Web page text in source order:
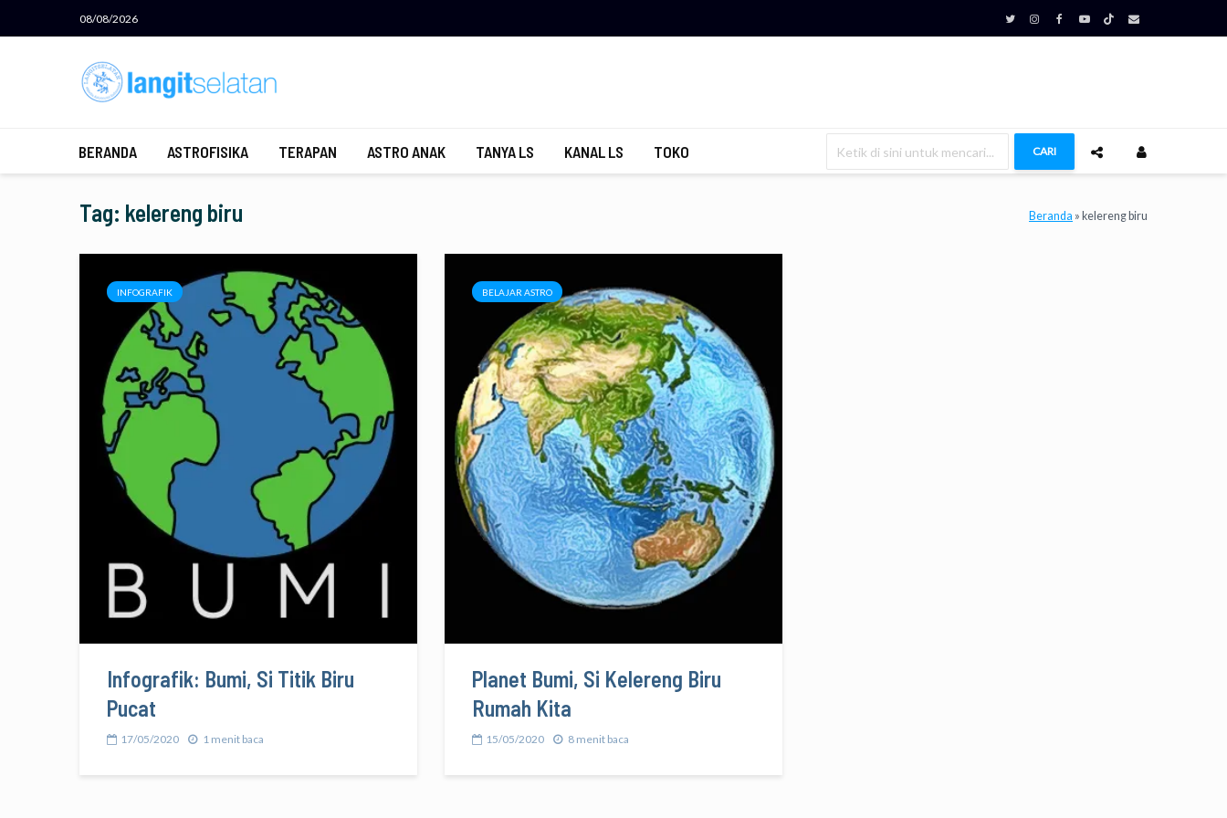
08/08/2026
BERANDA ASTROFISIKA TERAPAN ASTRO ANAK TANYA LS KANAL LS TOKO CARI
Tag: kelereng biru Beranda » kelereng biru
INFOGRAFIK
Infografik: Bumi, Si Titik Biru
Pucat
17/05/2020 1 menit baca
BELAJAR ASTRO
Planet Bumi, Si Kelereng Biru
Rumah Kita
15/05/2020 8 menit baca